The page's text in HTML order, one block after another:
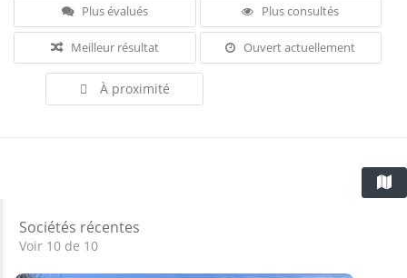
Plus évalués Plus consultés
Meilleur résultat Ouvert actuellement
À proximité
Sociétés récentes
Voir 10 de 10